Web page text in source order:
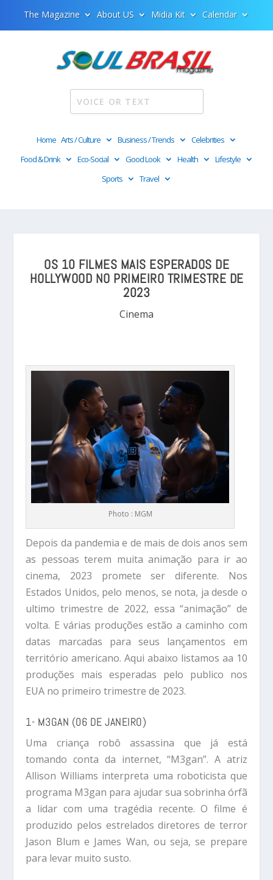
The Magazine About US Midia Kit Calendar
Home Arts / Culture Business / Trends
Celebrities
Food & Drink
Eco-Social Good Look Health
Lifestyle
Sports
Travel
OS 10 FILMES MAIS ESPERADOS DE
HOLLYWOOD NO PRIMEIRO TRIMESTRE DE
2023
Cinema
Photo : MGM
Depois da pandemia e de mais de dois anos sem
as pessoas terem muita animação para ir ao
cinema, 2023 promete ser diferente. Nos
Estados Unidos, pelo menos, se nota, ja desde o
ultimo trimestre de 2022, essa “animação” de
volta. E várias produções estão a caminho com
datas marcadas para seus lançamentos em
território americano. Aqui abaixo listamos aa 10
produções mais esperadas pelo publico nos
EUA no primeiro trimestre de 2023.
1- M3GAN (06 DE JANEIRO)
Uma criança robô assassina que já está
tomando conta da internet, “M3gan”. A atriz
Allison Williams interpreta uma roboticista que
programa M3gan para ajudar sua sobrinha órfã
a lidar com uma tragédia recente. O filme é
produzido pelos estrelados diretores de terror
Jason Blum e James Wan, ou seja, se prepare
para levar muito susto.